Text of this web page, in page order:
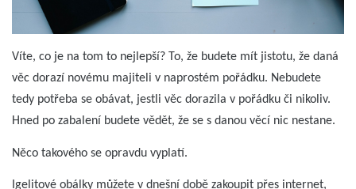
Víte, co je na tom to nejlepší? To, že budete mít jistotu, že daná
věc dorazí novému majiteli v naprostém pořádku. Nebudete
tedy potřeba se obávat, jestli věc dorazila v pořádku či nikoliv.
Hned po zabalení budete vědět, že se s danou věcí nic nestane.
Něco takového se opravdu vyplatí.
Igelitové obálky můžete v dnešní době zakoupit přes internet,